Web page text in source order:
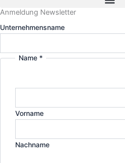
Anmeldung Newsletter
Unternehmensname
Name *
Vorname
Nachname